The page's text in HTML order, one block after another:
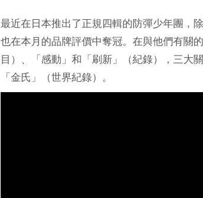
最近在日本推出了正規四輯的防彈少年團，
也在本月的品牌評價中奪冠。在與他們有關
目）、「感動」和「刷新」（紀錄），三大
「金氏」（世界紀錄）。